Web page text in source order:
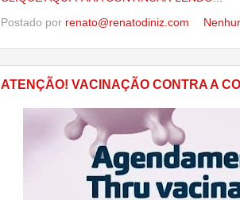
Postado por renato@renatodiniz.com
ATENÇÃO! VACINAÇÃO CONTRA A